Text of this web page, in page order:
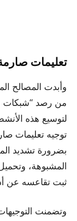
تعليمات
وأبدت المصالح
من رصد “شبكات
لتوسيع هذه
توجيه تعليمات
بضرورة تشديد
المشبوهة،
ثبت تقاعسه عن
وتضمنت